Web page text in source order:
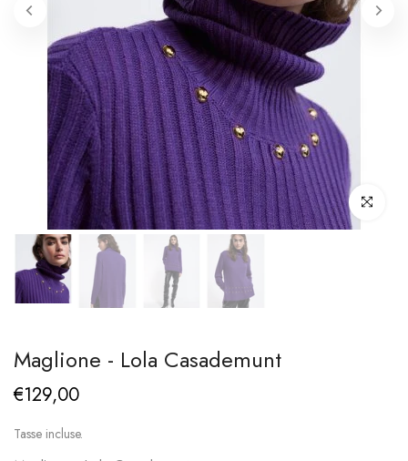
Clicca per
Maglione - Lola Casademunt
€129,00
Tasse incluse.